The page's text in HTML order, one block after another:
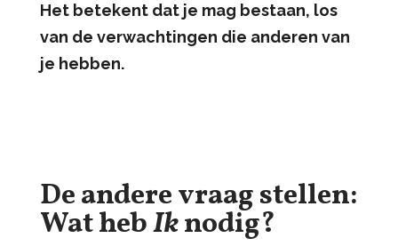
Het betekent dat je mag bestaan, los
van de verwachtingen die anderen van
je hebben.
De andere vraag stellen:
Wat hebIknodig?